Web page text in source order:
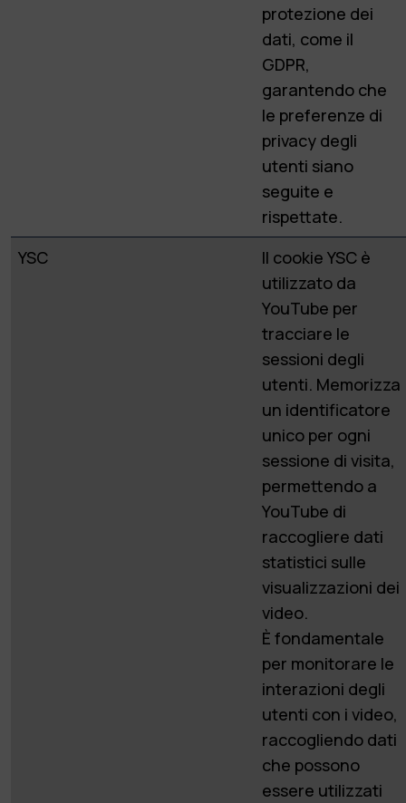
protezione dei
dati, come il
GDPR,
garantendo che
le preferenze di
privacy degli
utenti siano
seguite e
rispettate.
YSC
Il cookie YSC è
utilizzato da
YouTube per
tracciare le
sessioni degli
utenti. Memorizza
un identificatore
unico per ogni
sessione di visita,
permettendo a
YouTube di
raccogliere dati
statistici sulle
visualizzazioni dei
video.
È fondamentale
per monitorare le
interazioni degli
utenti con i video,
raccogliendo dati
che possono
essere utilizzati